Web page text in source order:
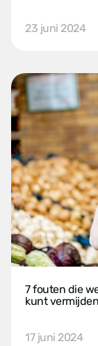
23 juni 2024
7 fouten die
kunt vermijden
17 juni 2024